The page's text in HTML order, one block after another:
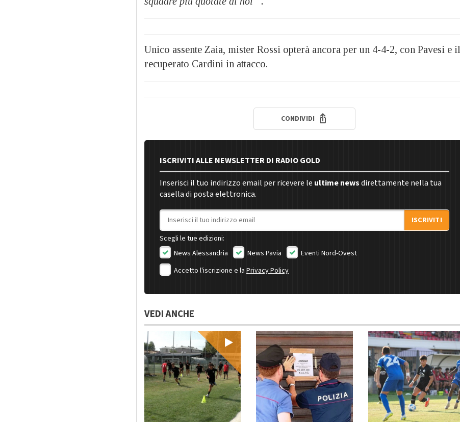
Unico assente Zaia, mister Rossi opterà ancora per un 4-4-2, con Pavesi e il
recuperato Cardini in attacco.
CONDIVIDI
ISCRIVITI ALLE NEWSLETTER DI RADIO GOLD
Inserisci il tuo indirizzo email per ricevere le ultime newsdirettamente nella tua
casella di posta elettronica.
Indirizzo email
ISCRIVITI
Scegli le tue edizioni:
News Alessandria
News Pavia
Eventi Nord-Ovest
Accetto l'iscrizione e la Privacy Policy
VEDI ANCHE